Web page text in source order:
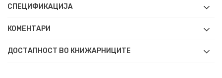
СПЕЦИФИКАЦИЈА
КОМЕНТАРИ
ДОСТАПНОСТ ВО КНИЖАРНИЦИТЕ